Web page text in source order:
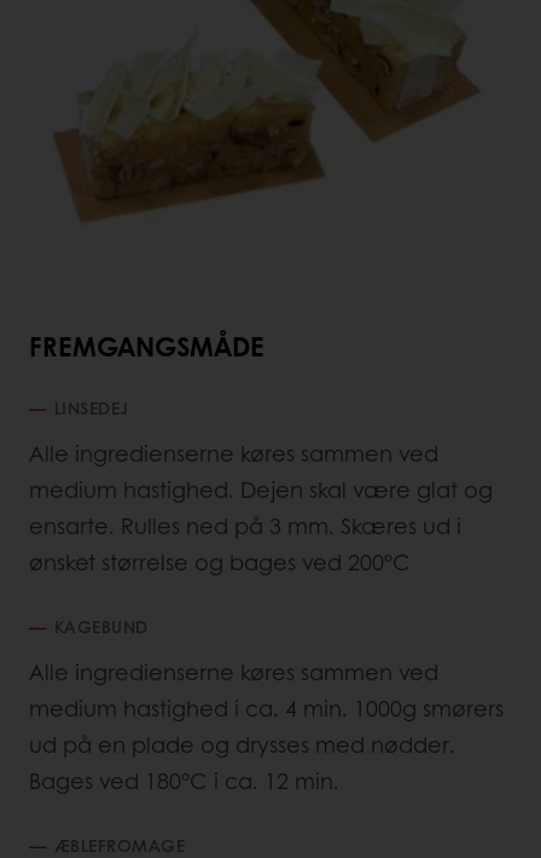
FREMGANGSMÅDE
LINSEDEJ
Alle ingredienserne køres sammen ved
medium hastighed. Dejen skal være glat og
ensarte. Rulles ned på 3 mm. Skæres ud i
ønsket størrelse og bages ved 200°C
KAGEBUND
Alle ingredienserne køres sammen ved
medium hastighed i ca. 4 min. 1000g smørers
ud på en plade og drysses med nødder.
Bages ved 180°C i ca. 12 min.
ÆBLEFROMAGE